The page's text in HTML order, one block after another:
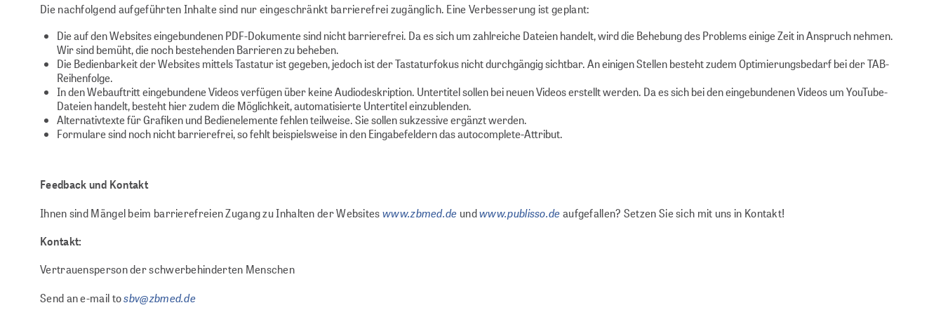
Die nachfolgend aufgeführten Inhalte sind nur eingeschränkt barrierefrei zugänglich. Eine Verbesserung ist geplant:
Die auf den Websites eingebundenen PDF-Dokumente sind nicht barrierefrei. Da es sich um zahlreiche Dateien handelt, wird die Behebung des Problems einige Zeit in Anspruch nehmen.
Wir sind bemüht, die noch bestehenden Barrieren zu beheben.
Die Bedienbarkeit der Websites mittels Tastatur ist gegeben, jedoch ist der Tastaturfokus nicht durchgängig sichtbar. An einigen Stellen besteht zudem Optimierungsbedarf bei der TAB-
Reihenfolge.
In den Webauftritt eingebundene Videos verfügen über keine Audiodeskription. Untertitel sollen bei neuen Videos erstellt werden. Da es sich bei den eingebundenen Videos um YouTube-
Dateien handelt, besteht hier zudem die Möglichkeit, automatisierte Untertitel einzublenden.
Alternativtexte für Grafiken und Bedienelemente fehlen teilweise. Sie sollen sukzessive ergänzt werden.
Formulare sind noch nicht barrierefrei, so fehlt beispielsweise in den Eingabefeldern das autocomplete-Attribut.
Feedback und Kontakt
Ihnen sind Mängel beim barrierefreien Zugang zu Inhalten der Websiteswww.zbmed.de undwww.publisso.deaufgefallen? Setzen Sie sich mit uns in Kontakt!
Kontakt:
Vertrauensperson der schwerbehinderten Menschen
Send an e-mail tosbv@zbmed.de